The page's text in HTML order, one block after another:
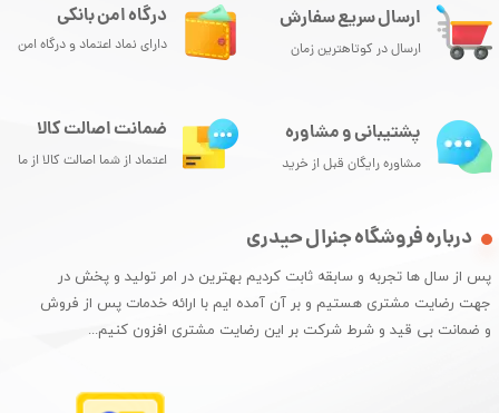
ارسال سریع سفارش
ارسال در کوتاهترین زمان
درباره فروشگاه جنرال حیدری
پس از سال ها تجربه و سابقه ثابت کردیم بهترین در امر تولید و پخش در
جهت رضایت مشتری هستیم و بر آن آمده ایم با ارائه خدمات پس از فروش
و ضمانت بی قید و شرط شرکت بر این رضایت مشتری افزون کنیم...​​​​​​​
درگاه امن بانکی
دارای نماد اعتماد و درگاه امن
پشتیبانی و مشاوره
مشاوره رایگان قبل از خرید
ضمانت اصالت کالا
اعتماد از شما اصالت کالا از ما